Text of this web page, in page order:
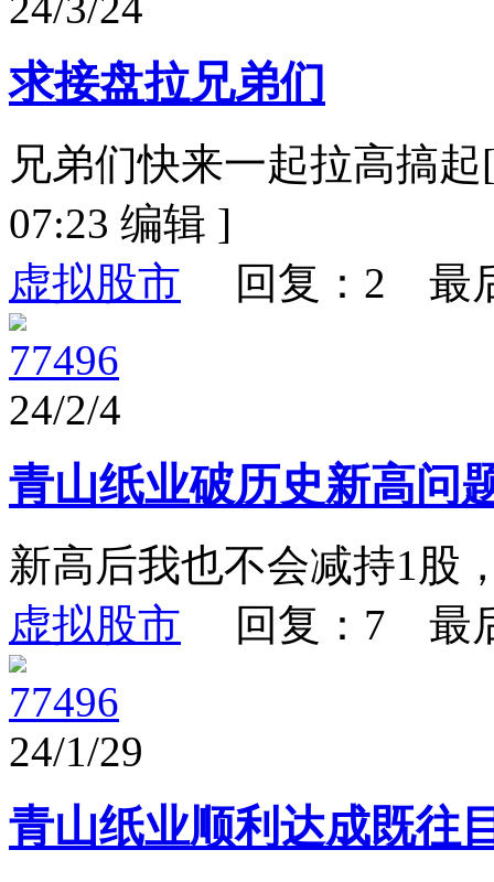
求接盘拉兄弟们
兄弟们快来一起拉高搞
07:23 编辑 ]
虚拟股市 回复：2 最
77496
24/2/4
青山纸业破历史新高问
新高后我也不会减持1股
虚拟股市 回复：7 最
77496
24/1/29
青山纸业顺利达成既往